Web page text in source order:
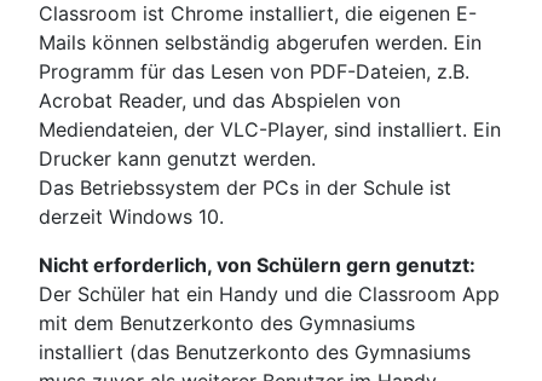
Classroom ist Chrome installiert, die eigenen E-
Mails können selbständig abgerufen werden. Ein
Programm für das Lesen von PDF-Dateien, z.B.
Acrobat Reader, und das Abspielen von
Mediendateien, der VLC-Player, sind installiert. Ein
Drucker kann genutzt werden.
Das Betriebssystem der PCs in der Schule ist
derzeit Windows 10.
Nicht erforderlich, von Schülern gern genutzt:
Der Schüler hat ein Handy und die Classroom App
mit dem Benutzerkonto des Gymnasiums
installiert (das Benutzerkonto des Gymnasiums